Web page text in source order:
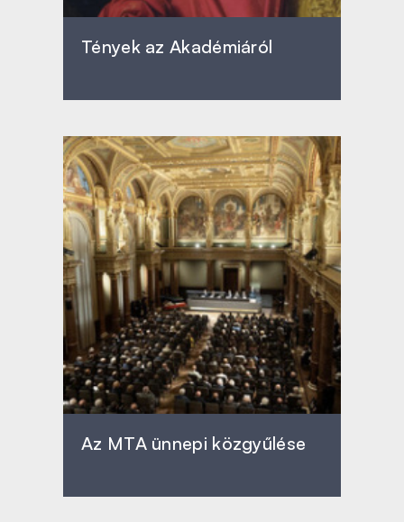
Tények az Akadémiáról
Az MTA ünnepi közgyűlése